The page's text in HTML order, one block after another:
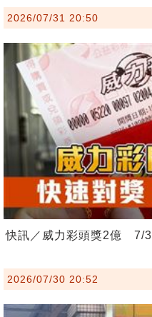
2026/07/31 20:50
快訊／威力彩頭獎2億 7/
2026/07/30 20:52